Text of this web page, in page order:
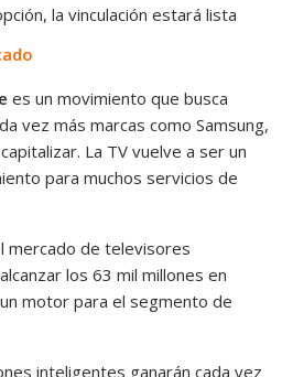
la vinculación estará lista
es un movimiento que busca
vez más marcas como Samsung,
La TV vuelve a ser un
para muchos servicios de
mercado de televisores
los 63 mil millones en
motor para el segmento de
inteligentes ganarán cada vez